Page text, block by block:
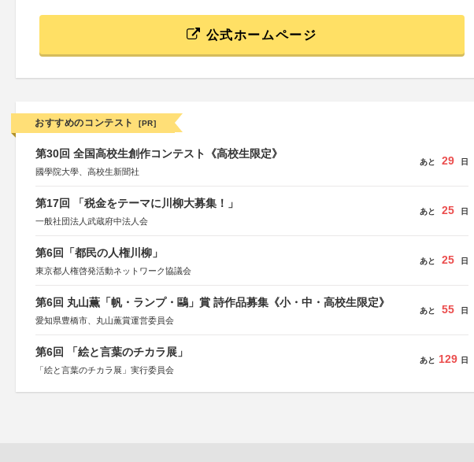
公式ホームページ
おすすめのコンテスト [PR]
第30回 全国高校生創作コンテスト《高校生限定》
國學院大學、高校生新聞社
あと 29 日
第17回 「税金をテーマに川柳大募集！」
一般社団法人武蔵府中法人会
あと 25 日
第6回「都民の人権川柳」
東京都人権啓発活動ネットワーク協議会
あと 25 日
第6回 丸山薫「帆・ランプ・鷗」賞 詩作品募集《小・中・高校生限定》
愛知県豊橋市、丸山薫賞運営委員会
あと 55 日
第6回 「絵と言葉のチカラ展」
「絵と言葉のチカラ展」実行委員会
あと 129 日